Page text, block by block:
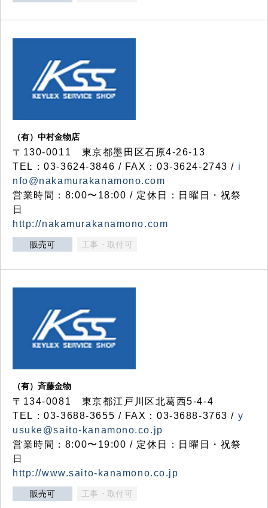
（有）中村金物店
〒130-0011 東京都墨田区石原4-26-13
TEL：03-3624-3846 / FAX：03-3624-2743 / i
nfo@nakamurakanamono.com
営業時間：8:00〜18:00 / 定休日：日曜日・祝祭
日
http://nakamurakanamono.com
販売可 工事・取付可
（有）斉藤金物
〒134-0081 東京都江戸川区北葛西5-4-4
TEL：03-3688-3655 / FAX：03-3688-3763 / y
usuke@saito-kanamono.co.jp
営業時間：8:00〜19:00 / 定休日：日曜日・祝祭
日
http://www.saito-kanamono.co.jp
販売可 工事・取付可